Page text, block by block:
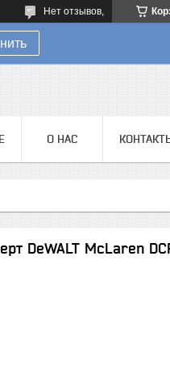
Нет отзывов,
О НАС
DeWALT McLaren